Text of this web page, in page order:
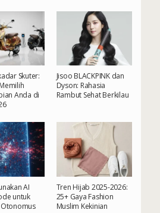
Skuter:
Anda di
Jisoo BLACKPINK dan
Dyson: Rahasia
Rambut Sehat Berkilau
AI
untuk
Otonomus
Tren Hijab 2025-2026:
25+ Gaya Fashion
Muslim Kekinian